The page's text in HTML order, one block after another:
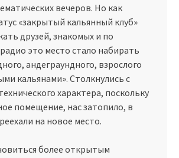
вечеров. Но как
«закрытый кальянный клуб»
друзей, знакомых и по
это место стало набирать
андеграундного, взрослого
кальянами». Столкнулись с
характера, поскольку
помещение, нас затопило, в
на новое место.
более открытым